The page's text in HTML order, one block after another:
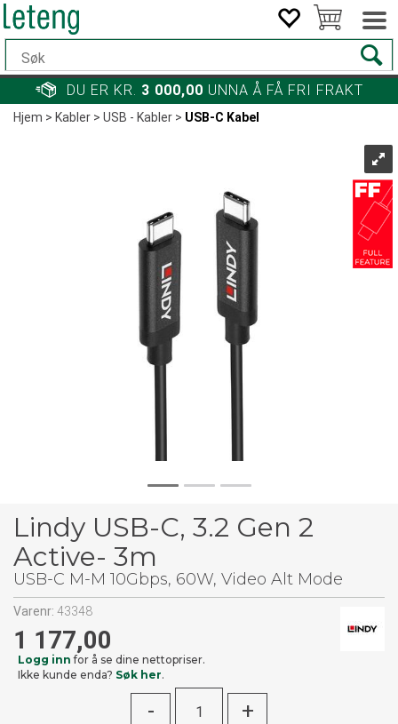
DU ER KR. 3 000,00 UNNA Å FÅ FRI FRAKT
Hjem>Kabler>USB - Kabler>USB-C Kabel
Lindy USB-C, 3.2 Gen 2
Active- 3m
USB-C M-M 10Gbps, 60W, Video Alt Mode
Varenr: 43348
1 177,00
Logg inn for å se dine nettopriser.
Ikke kunde enda? Søk her.
- +